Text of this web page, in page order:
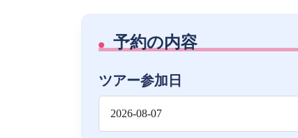
予約の内容
ツアー参加日